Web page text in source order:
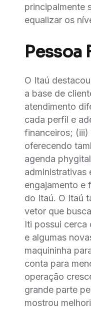
principalmente
equalizar os
Pessoa
O Itaú
a base de
atendimento
cada perfil e
financeiros; (iii)
oferecendo
agenda
administrativas
engajamento e
do Itaú. O Itaú
vetor que
Iti possui cerca
e algumas
maquininha
conta para
operação
grande parte
mostrou